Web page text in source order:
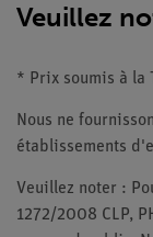
Veuillez
* Prix soumis à la
Nous ne
établissements
Veuillez noter :
1272/2008 CLP,